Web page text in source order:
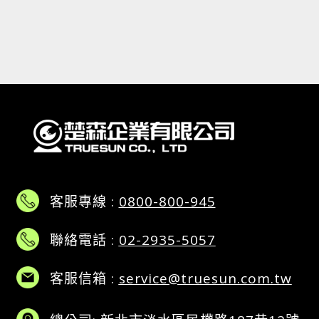
客服專線 : 0800-800-945
聯絡電話 : 02-2935-5057
客服信箱 : service@truesun.com.tw